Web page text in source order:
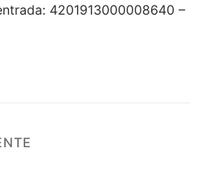
4201913000008640 –